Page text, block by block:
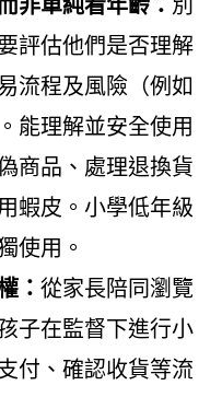
非單純看年齡： 別
評估他們是否理解
流程及風險（例如
能理解並安全使用
商品、處理退換貨
蝦皮。小學低年級
使用。
： 從家長陪同瀏覽
子在監督下進行小
付、確認收貨等流